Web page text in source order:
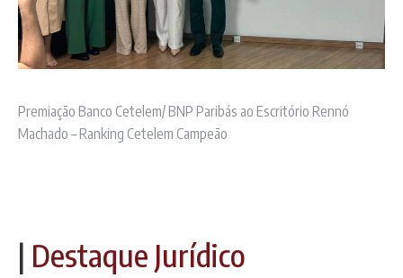
Premiação Banco Cetelem/ BNP Paribás ao Escritório Rennó
Machado – Ranking Cetelem Campeão
| Destaque Jurídico